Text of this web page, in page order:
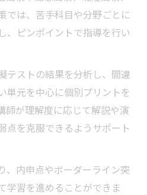
では、苦手科目や分野ごとに
、ピンポイントで指導を行い
テストの結果を分析し、間違
単元を中心に個別プリントを
師が理解度に応じて解説や演
点を克服できるようサポート
、内申点やボーダーライン突
学習を進めることができま